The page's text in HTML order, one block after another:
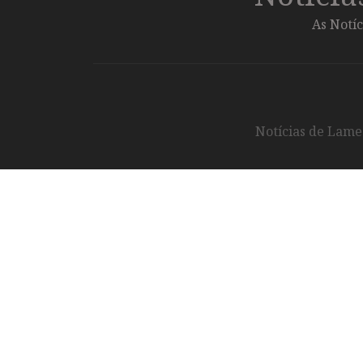
As
Notícias de